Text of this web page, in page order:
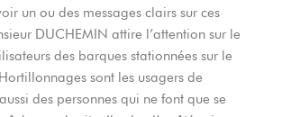
un ou des messages clairs sur ces
DUCHEMIN attire l’attention sur le
des barques stationnées sur le
sont les usagers de
des personnes qui ne font que se